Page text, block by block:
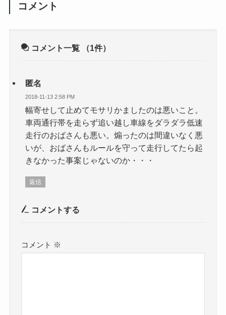
コメント
コメント一覧 （1件）
匿名
2018-11-13 2:58 PM
幅寄せして止めてモサリかましたのは悪いこと。
車両通行帯を走らず追い越し車線をダラダラ低速
走行のおばさんも悪い。煽ったのは間違いなく悪
いが、おばさんもルールを守って走行してたら起
きなかった事案じゃないのか・・・
返信
コメントする
コメント ※